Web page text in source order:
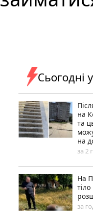
Сьогодні
на
та
на
за 2
На
за